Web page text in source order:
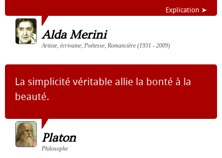
Explication ➤
Alda Merini
Artiste, écrivaine, Poétesse, Romancière (1931 - 2009)
La simplicité véritable allie la bonté à la
beauté.
Platon
Philosophe